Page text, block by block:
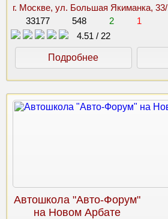
г. Москве, ул. Большая Якиманка, 33/
33177
548 2
1
4.51 / 22
Подробнее
Автошкола "Авто-Форум"
на Новом Арбате